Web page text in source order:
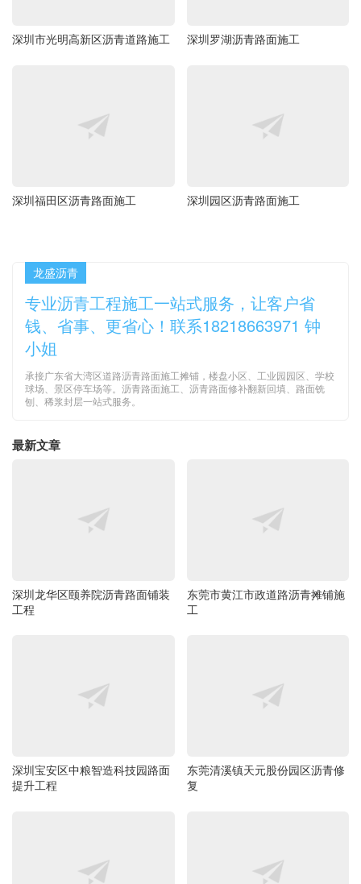
深圳市光明高新区沥青道路施工 深圳罗湖沥青路面施工
深圳福田区沥青路面施工 深圳园区沥青路面施工
龙盛沥青
专业沥青工程施工一站式服务，让客户省
钱、省事、更省心！联系18218663971 钟
小姐
承接广东省大湾区道路沥青路面施工摊铺，楼盘小区、工业园园区、学校
球场、景区停车场等。沥青路面施工、沥青路面修补翻新回填、路面铣
刨、稀浆封层一站式服务。
最新文章
深圳龙华区颐养院沥青路面铺装
工程
东莞市黄江市政道路沥青摊铺施
工
深圳宝安区中粮智造科技园路面
提升工程
东莞清溪镇天元股份园区沥青修
复